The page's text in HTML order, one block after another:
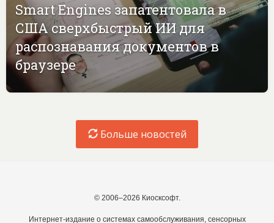
Smart Engines запатентовала в
США сверхбыстрый ИИ для
распознавания документов в
браузере
Больше новостей
© 2006–2026 Киосксофт.
Интернет-издание о системах самообслуживания, сенсорных